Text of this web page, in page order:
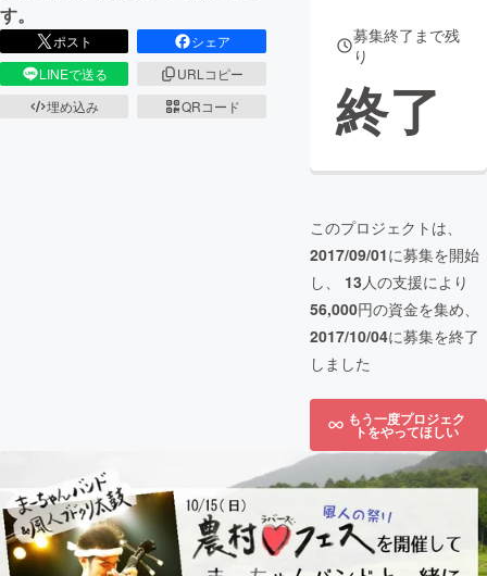
す。
ポスト
シェア
LINEで送る
URLコピー
埋め込み
QRコード
募集終了まで残
り
終了
このプロジェクトは、
2017/09/01に募集を開始
し、 13人の支援により
56,000円の資金を集め、
2017/10/04に募集を終了
しました
もう一度プロジェク
トをやってほしい